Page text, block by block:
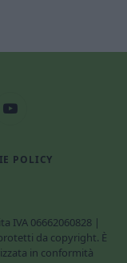
YouTube
POLICY
IVA 06662060828 |
da copyright. È
in conformità